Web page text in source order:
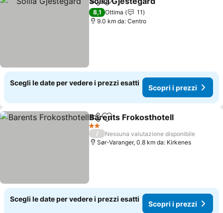
CondividiAggiungi ai preferiti
8,1 Ottima
11
9.0 km da: Centro
Scegli le date per vedere i prezzi esatti
Scopri i prezzi
CondividiAggiungi ai preferiti
Barents Frokosthotell
2 Stelle
/
Nessuna valutazione disponibile
Sør-Varanger, 0.8 km da: Kirkenes
Scegli le date per vedere i prezzi esatti
Scopri i prezzi